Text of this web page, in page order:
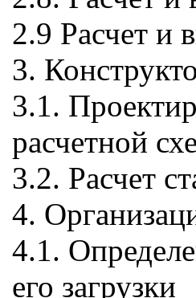
2.9 Расчет и
3.
3.1.
расчетной
3.2. Расчет
4.
4.1.
его загрузки